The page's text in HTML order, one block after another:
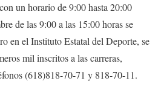
un horario de 9:00 hasta 20:00
de las 9:00 a las 15:00 horas se
en el Instituto Estatal del Deporte, se
mil inscritos a las carreras,
(618)818-70-71 y 818-70-11.